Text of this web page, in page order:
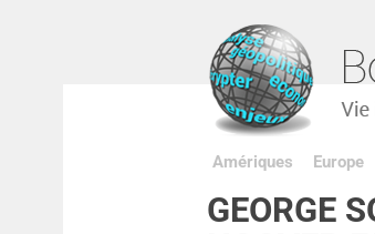
Amériques Europe
GEORGE